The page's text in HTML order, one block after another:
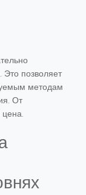
Это позволяет
методам
От
цена.